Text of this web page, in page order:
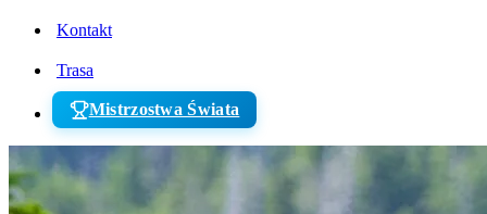
Kontakt
Trasa
Mistrzostwa Świata